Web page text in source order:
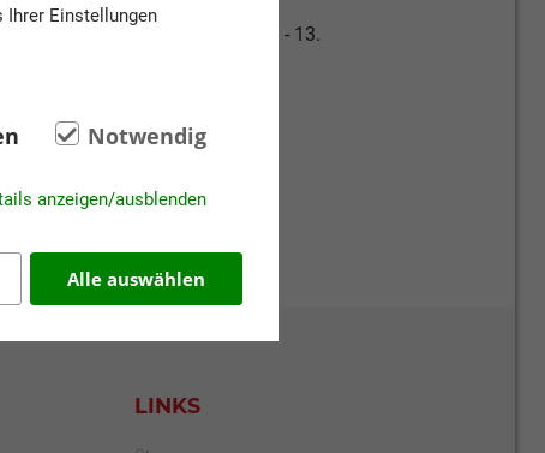
2., 3. - 4., 5. - 6., 7. - 8., 9. - 10., 11. - 13.
LINKS
Ihrer Einstellungen
Notwendig
anzeigen/ausblenden
Alle auswählen